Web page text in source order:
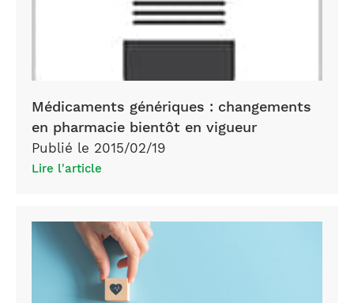
Médicaments génériques : changements
en pharmacie bientôt en vigueur
Publié le 2015/02/19
Lire l'article